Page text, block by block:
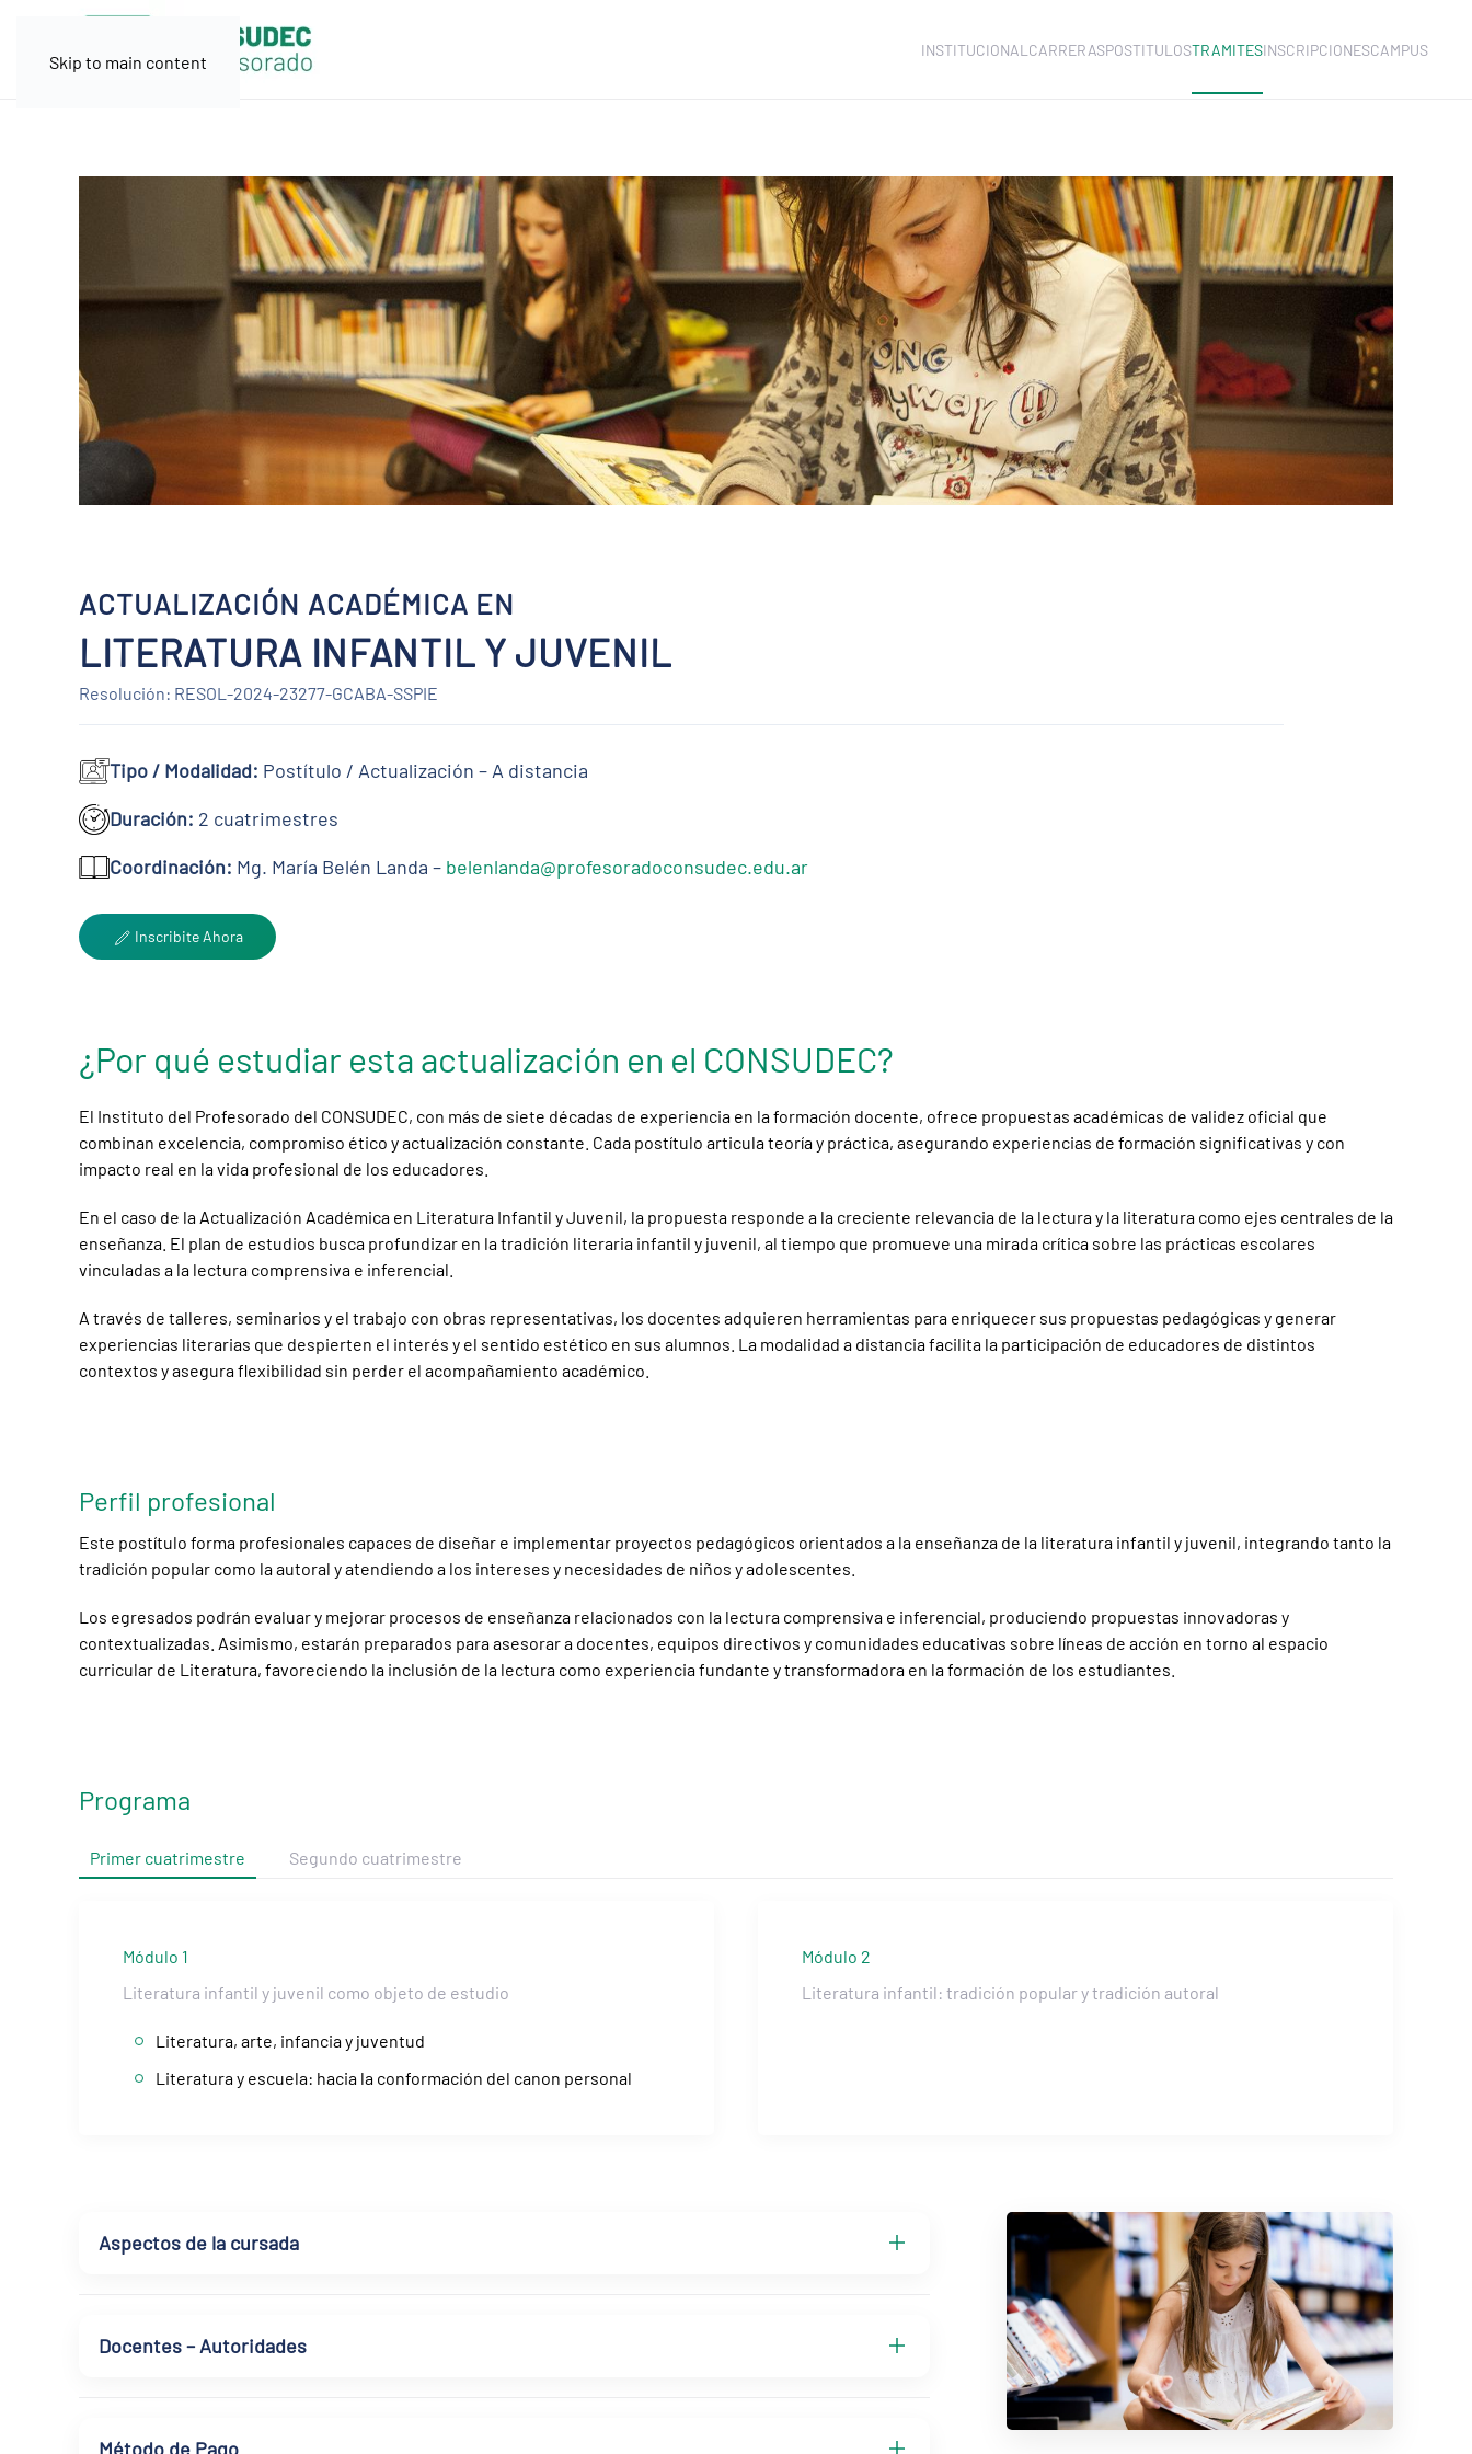
Skip to main content
INSTITUCIONAL CARRERASPOSTITULOSTRAMITESINSCRIPCIONESCAMPUS
ACTUALIZACIÓN ACADÉMICA EN
LITERATURA INFANTIL Y JUVENIL
Resolución: RESOL-2024-23277-GCABA-SSPIE
Tipo / Modalidad: Postítulo / Actualización – A distancia
Duración: 2 cuatrimestres
Coordinación: Mg. María Belén Landa – belenlanda@profesoradoconsudec.edu.ar
Inscribite Ahora
¿Por qué estudiar esta actualización en el CONSUDEC?
El Instituto del Profesorado del CONSUDEC, con más de siete décadas de experiencia en la formación docente, ofrece propuestas académicas de validez oficial que
combinan excelencia, compromiso ético y actualización constante. Cada postítulo articula teoría y práctica, asegurando experiencias de formación significativas y con
impacto real en la vida profesional de los educadores.
En el caso de la Actualización Académica en Literatura Infantil y Juvenil, la propuesta responde a la creciente relevancia de la lectura y la literatura como ejes centrales de la
enseñanza. El plan de estudios busca profundizar en la tradición literaria infantil y juvenil, al tiempo que promueve una mirada crítica sobre las prácticas escolares
vinculadas a la lectura comprensiva e inferencial.
A través de talleres, seminarios y el trabajo con obras representativas, los docentes adquieren herramientas para enriquecer sus propuestas pedagógicas y generar
experiencias literarias que despierten el interés y el sentido estético en sus alumnos. La modalidad a distancia facilita la participación de educadores de distintos
contextos y asegura flexibilidad sin perder el acompañamiento académico.
Perfil profesional
Este postítulo forma profesionales capaces de diseñar e implementar proyectos pedagógicos orientados a la enseñanza de la literatura infantil y juvenil, integrando tanto la
tradición popular como la autoral y atendiendo a los intereses y necesidades de niños y adolescentes.
Los egresados podrán evaluar y mejorar procesos de enseñanza relacionados con la lectura comprensiva e inferencial, produciendo propuestas innovadoras y
contextualizadas. Asimismo, estarán preparados para asesorar a docentes, equipos directivos y comunidades educativas sobre líneas de acción en torno al espacio
curricular de Literatura, favoreciendo la inclusión de la lectura como experiencia fundante y transformadora en la formación de los estudiantes.
Programa
Primer cuatrimestre Segundo cuatrimestre
Módulo 1
Literatura infantil y juvenil como objeto de estudio
Literatura, arte, infancia y juventud
Literatura y escuela: hacia la conformación del canon personal
Módulo 2
Literatura infantil: tradición popular y tradición autoral
Aspectos de la cursada
Docentes – Autoridades
Método de Pago